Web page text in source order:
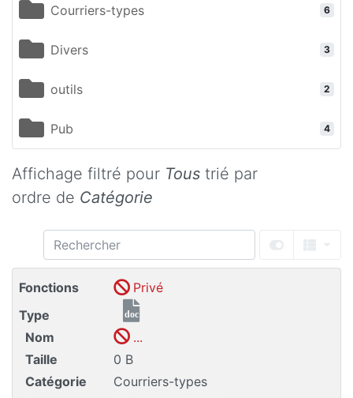
Courriers-types 6
Divers 3
outils 2
Pub 4
Affichage filtré pour Tous trié par
ordre de Catégorie
Fonctions
Privé
Type
doc
Nom
...
Taille
0 B
Catégorie
Courriers-types